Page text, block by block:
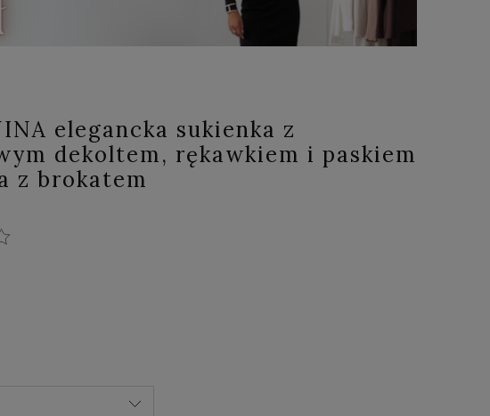
elegancka sukienka z
dekoltem, rękawkiem i paskiem
z brokatem